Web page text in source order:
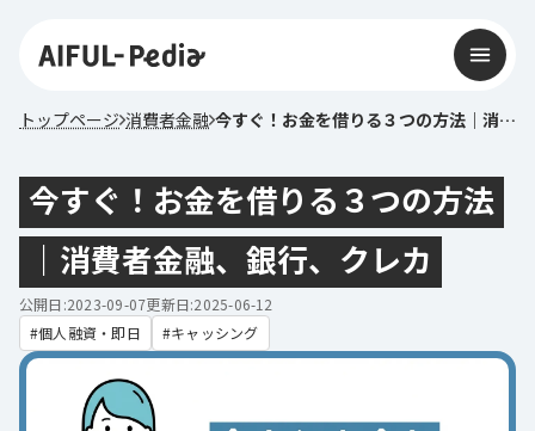
トップページ 消費者金融 今すぐ！お金を借りる３つの方法｜消費者金融、銀行、クレカ
今すぐ！お金を借りる３つの方法
｜消費者金融、銀行、クレカ
公開日:2023-09-07更新日:2025-06-12
個人融資・即日
キャッシング